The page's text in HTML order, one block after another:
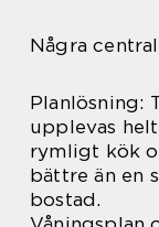
Några
Planlösning:
upplevas
rymligt kök
bättre än en
bostad.